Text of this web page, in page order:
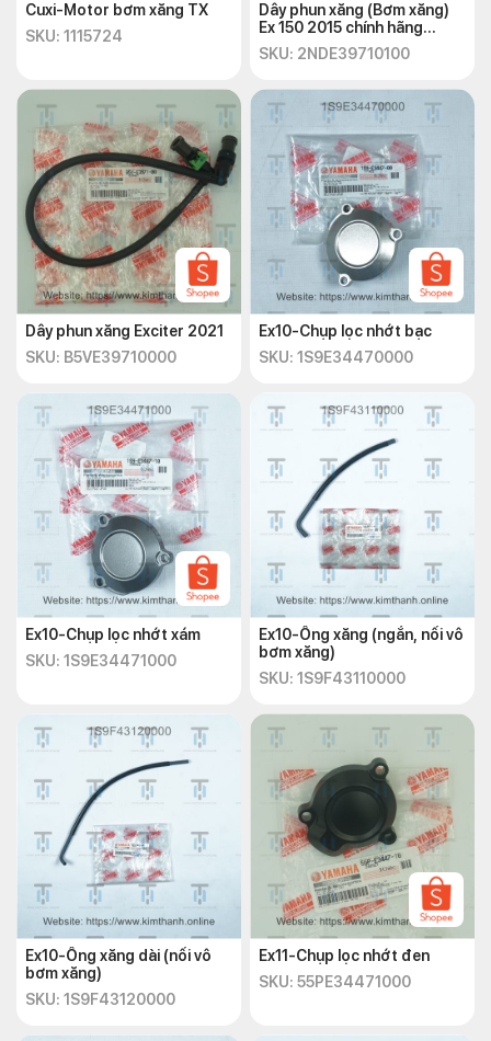
Cuxi-Motor bơm xăng TX
SKU: 1115724
Dây phun xăng (Bơm xăng)
Ex 150 2015 chính hãng
Yamaha
SKU: 2NDE39710100
Dây phun xăng Exciter 2021
SKU: B5VE39710000
Ex10-Chụp lọc nhớt bạc
SKU: 1S9E34470000
Ex10-Chụp lọc nhớt xám
SKU: 1S9E34471000
Ex10-Ống xăng (ngắn, nối vô
bơm xăng)
SKU: 1S9F43110000
Ex10-Ống xăng dài (nối vô
bơm xăng)
SKU: 1S9F43120000
Ex11-Chụp lọc nhớt đen
SKU: 55PE34471000